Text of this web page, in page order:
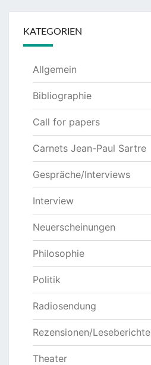
KATEGORIEN
Allgemein
Bibliographie
Call for papers
Carnets Jean-Paul Sartre
Gespräche/Interviews
Interview
Neuerscheinungen
Philosophie
Politik
Radiosendung
Rezensionen/Leseberichte
Theater